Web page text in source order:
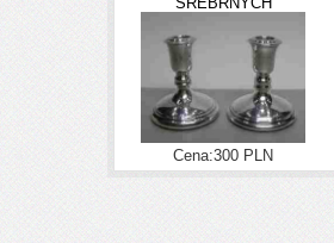
Cena:300 PLN